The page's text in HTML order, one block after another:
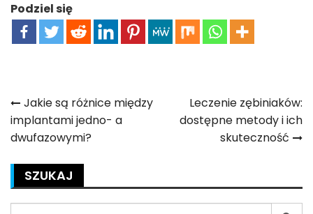
Podziel się
Nawigacja
wpisu
Jakie są różnice między
implantami jedno- a
dwufazowymi?
Leczenie zębiniaków:
dostępne metody i ich
skuteczność
SZUKAJ